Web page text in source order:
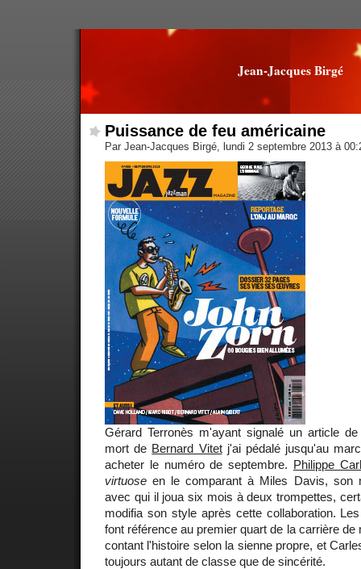
Jean-Jacques Birgé
Puissance de feu américaine
Par Jean-Jacques Birgé, lundi 2 septembre 2013 à
Gérard Terronès m'ayant signalé un article
mort de Bernard Vitetj'ai pédalé jusqu'au
acheter le numéro de septembre. Philippe
virtuose en le comparant à Miles Davis, son
avec qui il joua six mois à deux trompettes,
modifia son style après cette collaboration.
font référence au premier quart de la carrière
contant l'histoire selon la sienne propre, et
toujours autant de classe que de sincérité.